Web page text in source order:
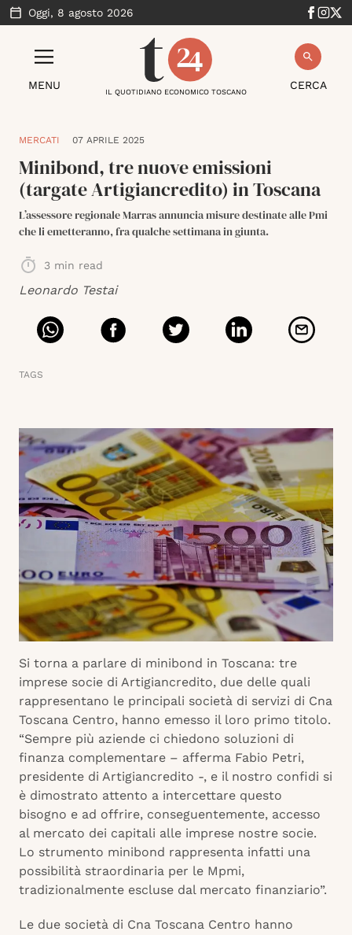
Oggi, 8 agosto 2026
MENU CERCA
IL QUOTIDIANO ECONOMICO TOSCANO
MERCATI 07 APRILE 2025
Minibond, tre nuove emissioni
(targate Artigiancredito) in Toscana
L’assessore regionale Marras annuncia misure destinate alle Pmi
che li emetteranno, fra qualche settimana in giunta.
3 min read
Leonardo Testai
TAGS
Si torna a parlare di minibond in Toscana: tre
imprese socie di Artigiancredito, due delle quali
rappresentano le principali società di servizi di Cna
Toscana Centro, hanno emesso il loro primo titolo.
“Sempre più aziende ci chiedono soluzioni di
finanza complementare – afferma Fabio Petri,
presidente di Artigiancredito -, e il nostro confidi si
è dimostrato attento a intercettare questo
bisogno e ad offrire, conseguentemente, accesso
al mercato dei capitali alle imprese nostre socie.
Lo strumento minibond rappresenta infatti una
possibilità straordinaria per le Mpmi,
tradizionalmente escluse dal mercato finanziario”.
Le due società di Cna Toscana Centro hanno